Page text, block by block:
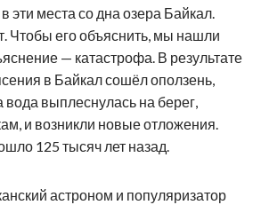
эти места со дна озера Байкал.
Чтобы его объяснить, мы нашли
— катастрофа. В результате
в Байкал сошёл оползень,
вода выплеснулась на берег,
и возникли новые отложения.
125 тысяч лет назад.
астроном и популяризатор